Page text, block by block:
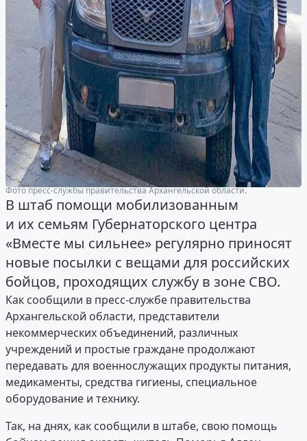
Фото пресс-службы правительства Архангельской области.
В штаб помощи мобилизованным
и их семьям Губернаторского центра
«Вместе мы сильнее» регулярно приносят
новые посылки с вещами для российских
бойцов, проходящих службу в зоне СВО.
Как сообщили в пресс-службе правительства
Архангельской области, представители
некоммерческих объединений, различных
учреждений и простые граждане продолжают
передавать для военнослужащих продукты питания,
медикаменты, средства гигиены, специальное
оборудование и технику.
Так, на днях, как сообщили в штабе, свою помощь